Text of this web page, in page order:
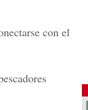
con el